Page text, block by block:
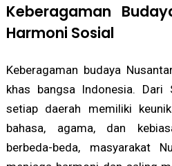
Keberagaman
Harmoni Sosial
Keberagaman budaya
khas bangsa Indonesia. Dari
setiap daerah memiliki
bahasa, agama, dan
berbeda-beda, masyarakat